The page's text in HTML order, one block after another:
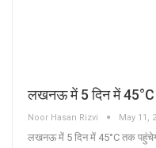
लखनऊ में 5 दिन में 45°C
Noor Hasan Rizvi May 11,
लखनऊ में 5 दिन में 45°C तक पहुंचेगा